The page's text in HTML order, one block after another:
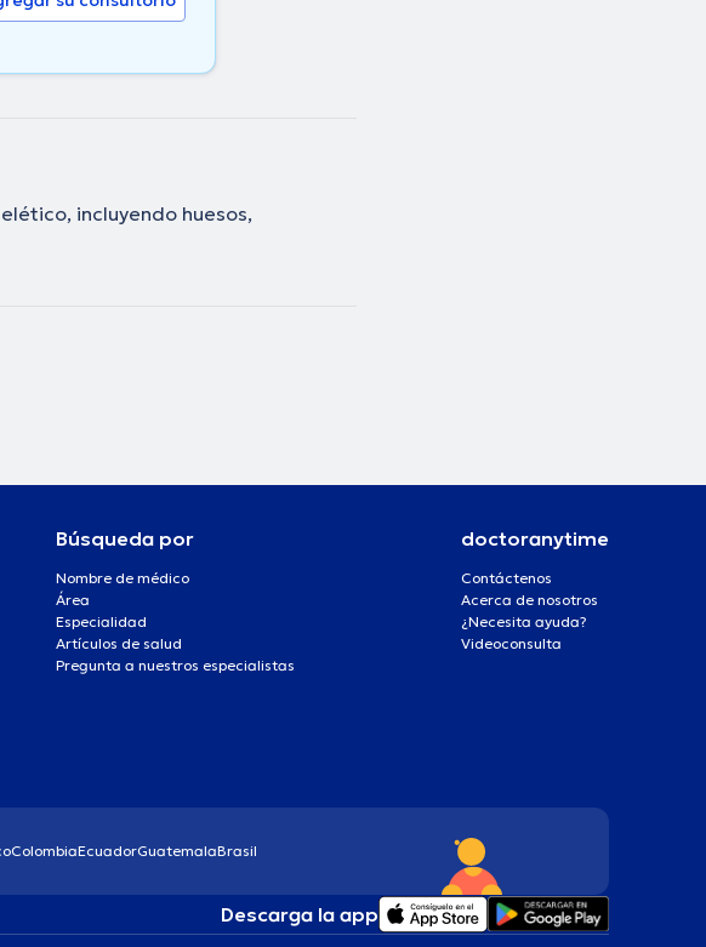
incluyendo huesos,
Búsqueda por
Nombre de médico
Área
Especialidad
Artículos de salud
Pregunta a nuestros especialistas
doctoranytime
Contáctenos
Acerca de nosotros
¿Necesita ayuda?
Videoconsulta
ColombiaEcuadorGuatemalaBrasil
Descarga la app